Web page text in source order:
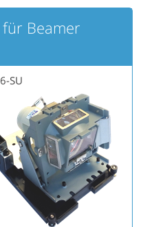
für Beamer
SU